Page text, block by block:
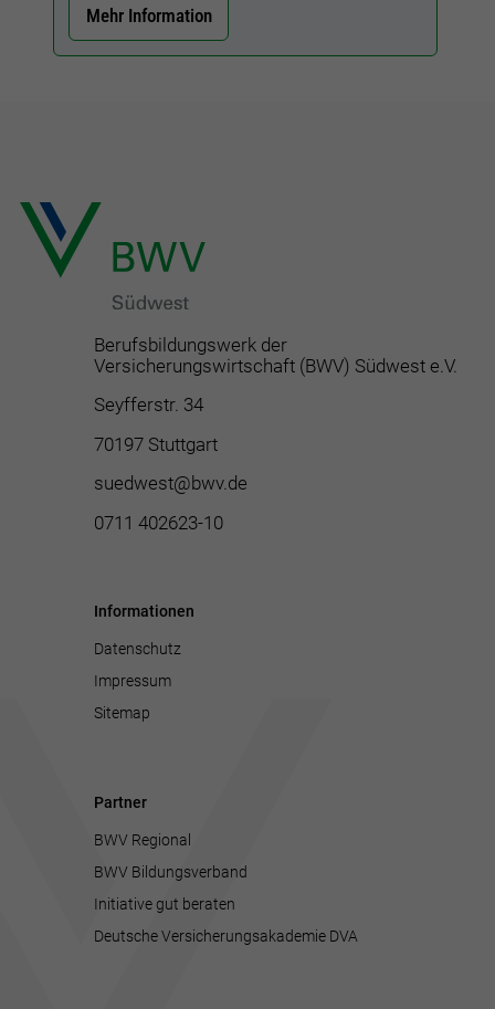
Mehr Information
Berufsbildungswerk der
Versicherungswirtschaft (BWV) Südwest e.V.
Seyfferstr. 34
70197 Stuttgart
suedwest@bwv.de
0711 402623-10
Informationen
Datenschutz
Impressum
Sitemap
Partner
BWV Regional
BWV Bildungsverband
Initiative gut beraten
Deutsche Versicherungsakademie DVA